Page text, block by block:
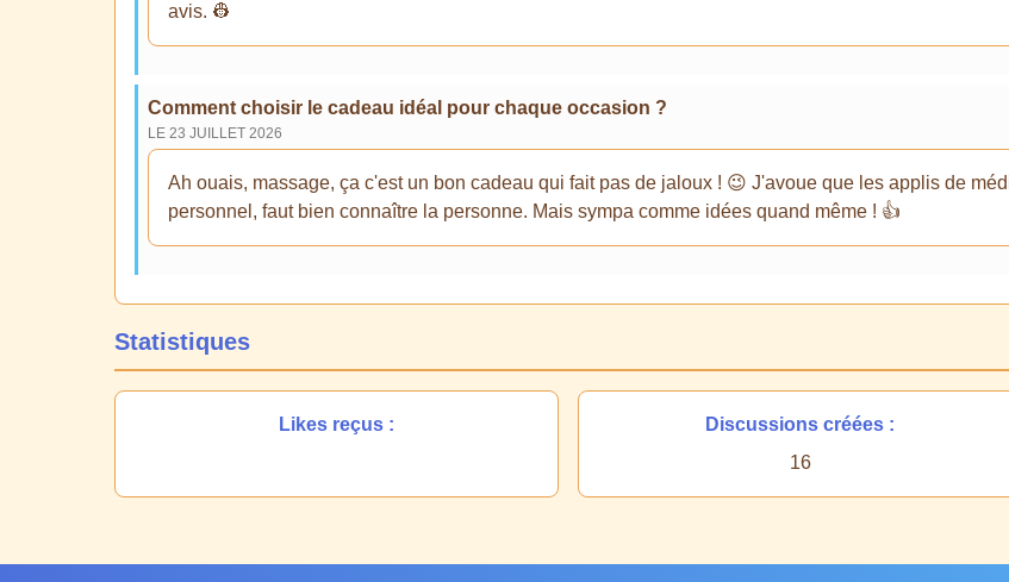
avis. 👷
Comment choisir le cadeau idéal pour chaque occasion ?
LE 23 JUILLET 2026
Ah ouais, massage, ça c'est un bon cadeau qui fait pas de jaloux ! 😉 J'avoue que les applis de
personnel, faut bien connaître la personne. Mais sympa comme idées quand même ! 👍
Statistiques
Likes reçus :
Discussions créées :
16